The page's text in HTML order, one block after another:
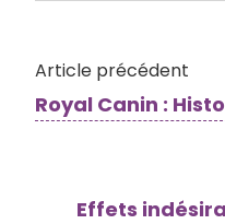
Article précédent
Royal Canin :
Effets